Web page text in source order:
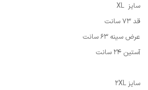
سایز XL
قد 73 سانت
عرض سینه 63 سانت
آستین 24 سانت
سایز 2XL